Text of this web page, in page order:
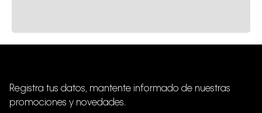
Registra tus datos, mantente informado de nuestras
promociones y novedades.